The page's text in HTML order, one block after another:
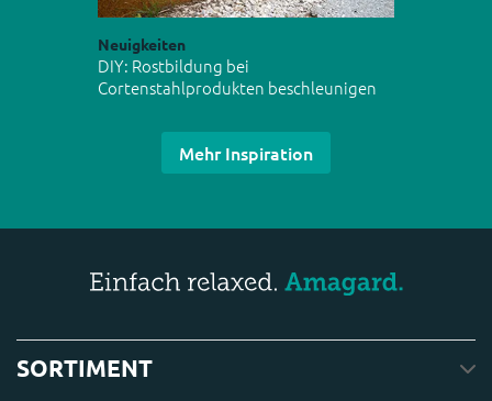
Neuigkeiten
DIY: Rostbildung bei
Cortenstahlprodukten beschleunigen
Mehr Inspiration
SORTIMENT